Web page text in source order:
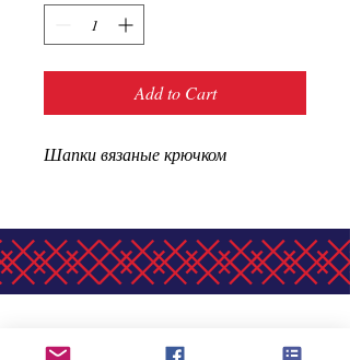
Add to Cart
Шапки вязаные крючком